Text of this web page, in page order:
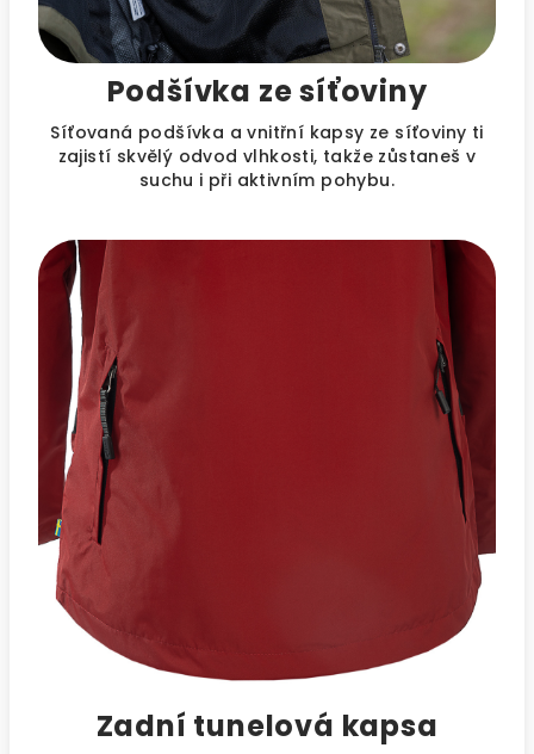
Podšívka ze síťoviny
Síťovaná podšívka a vnitřní kapsy ze síťoviny ti
zajistí skvělý odvod vlhkosti, takže zůstaneš v
suchu i při aktivním pohybu.
Zadní tunelová kapsa